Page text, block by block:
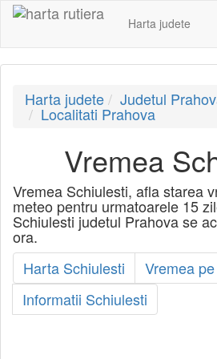
Harta judete
Harta judete Judetul
Localitati Prahova
Vremea
Vremea Schiulesti, afla starea
meteo pentru urmatoarele 15
Schiulesti judetul Prahova se
ora.
Harta Schiulesti
Vremea
Informatii Schiulesti